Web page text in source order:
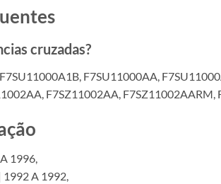
cruzadas?
F7SU11000AA,
F7SZ11002AA,
1996,
1992 A 1992,